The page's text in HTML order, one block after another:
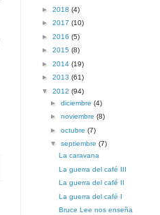
► 2018 (4)
► 2017 (10)
► 2016 (5)
► 2015 (8)
► 2014 (19)
► 2013 (61)
▼ 2012 (94)
► diciembre (4)
► noviembre (8)
► octubre (7)
▼ septiembre (7)
La caravana
La guerra del café III
La guerra del café II
La guerra del café I
Bruce Lee nos enseña